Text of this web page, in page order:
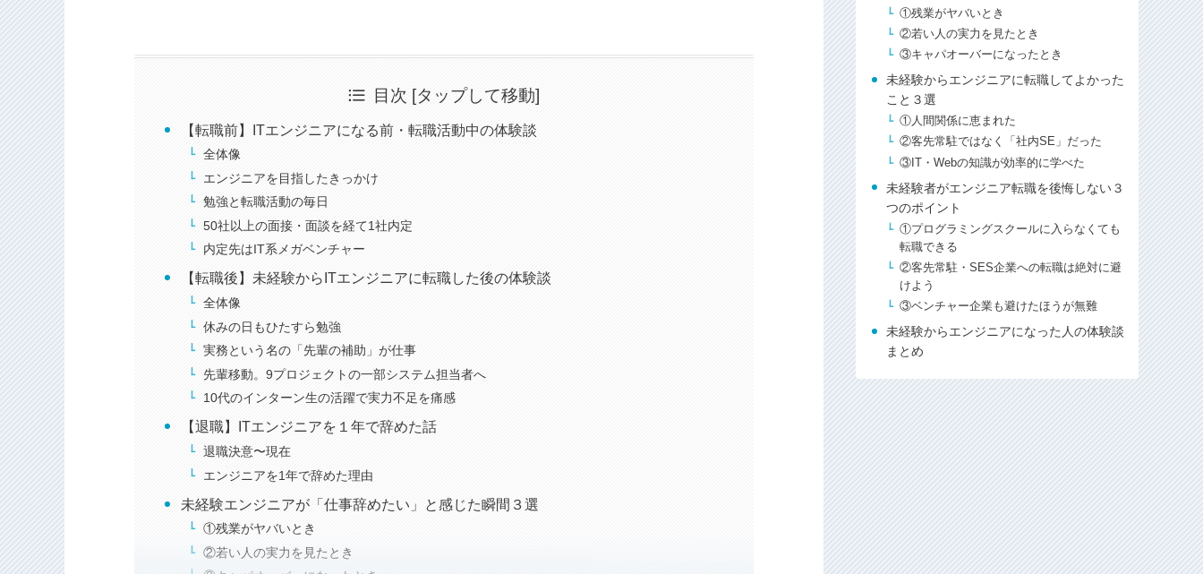
目次 [タップして移動]
【転職前】ITエンジニアになる前・転職活動中の体験談
全体像
エンジニアを目指したきっかけ
勉強と転職活動の毎日
50社以上の面接・面談を経て1社内定
内定先はIT系メガベンチャー
【転職後】未経験からITエンジニアに転職した後の体験談
全体像
休みの日もひたすら勉強
実務という名の「先輩の補助」が仕事
先輩移動。9プロジェクトの一部システム担当者へ
10代のインターン生の活躍で実力不足を痛感
【退職】ITエンジニアを１年で辞めた話
退職決意〜現在
エンジニアを1年で辞めた理由
未経験エンジニアが「仕事辞めたい」と感じた瞬間３選
①残業がヤバいとき
②若い人の実力を見たとき
③キャパオーバーになったとき
①残業がヤバいとき
②若い人の実力を見たとき
③キャパオーバーになったとき
未経験からエンジニアに転職してよかった
こと３選
①人間関係に恵まれた
②客先常駐ではなく「社内SE」だった
③IT・Webの知識が効率的に学べた
未経験者がエンジニア転職を後悔しない３
つのポイント
①プログラミングスクールに入らなくても
転職できる
②客先常駐・SES企業への転職は絶対に避
けよう
③ベンチャー企業も避けたほうが無難
未経験からエンジニアになった人の体験談
まとめ